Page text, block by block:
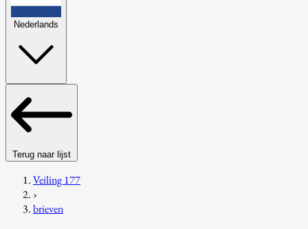
Nederlands
Terug naar lijst
Veiling 177
›
brieven